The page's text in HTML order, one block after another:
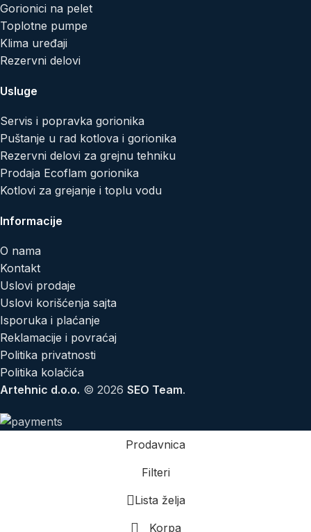
Gorionici na pelet
Toplotne pumpe
Klima uređaji
Rezervni delovi
Usluge
Servis i popravka gorionika
Puštanje u rad kotlova i gorionika
Rezervni delovi za grejnu tehniku
Prodaja Ecoflam gorionika
Kotlovi za grejanje i toplu vodu
Informacije
O nama
Kontakt
Uslovi prodaje
Uslovi korišćenja sajta
Isporuka i plaćanje
Reklamacije i povraćaj
Politika privatnosti
Politika kolačića
Artehnic d.o.o. © 2026 SEO Team.
Prodavnica
Filteri
Lista želja
Korpa